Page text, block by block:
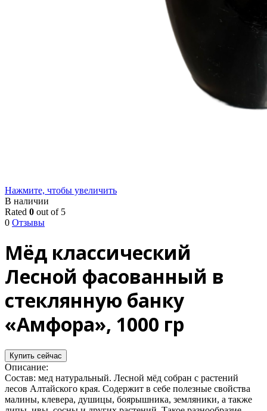
Нажмите, чтобы увеличить
В наличии
Rated 0 out of 5
0 Отзывы
Мёд классический
Лесной фасованный в
стеклянную банку
«Амфора», 1000 гр
Купить сейчас
Описание:
Состав: мед натуральный. Лесной мёд собран с растений
лесов Алтайского края. Содержит в себе полезные свойства
малины, клевера, душицы, боярышника, земляники, а также